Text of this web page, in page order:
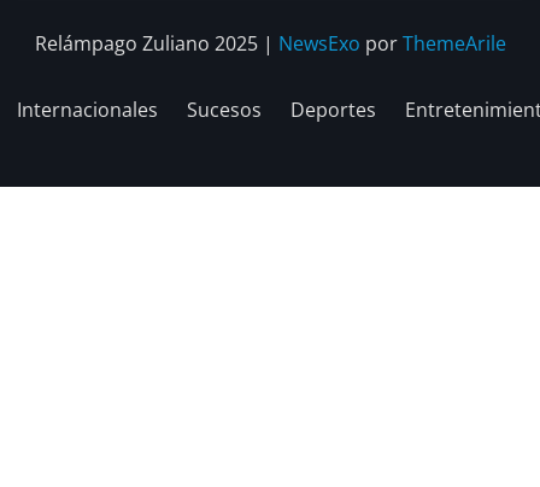
Relámpago Zuliano 2025 | NewsExo porThemeArile
Internacionales Sucesos Deportes